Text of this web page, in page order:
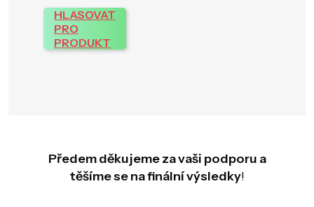
HLASOVAT
PRO
PRODUKT
Předem děkujeme za vaši podporu a
těšíme se na finální výsledky!